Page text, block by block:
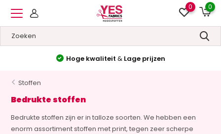
0 0
Hoge kwaliteit & Lage prijzen
Stoffen
Bedrukte stoffen
Bedrukte stoffen zijn er in talloze soorten. We hebben een
enorm assortiment stoffen met print, tegen zeer scherpe